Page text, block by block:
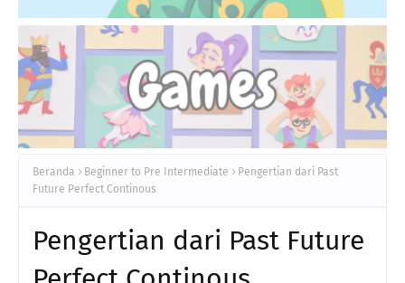
Beranda Beginner to Pre Intermediate
Pengertian dari Past
Future Perfect Continous
Pengertian dari Past Future